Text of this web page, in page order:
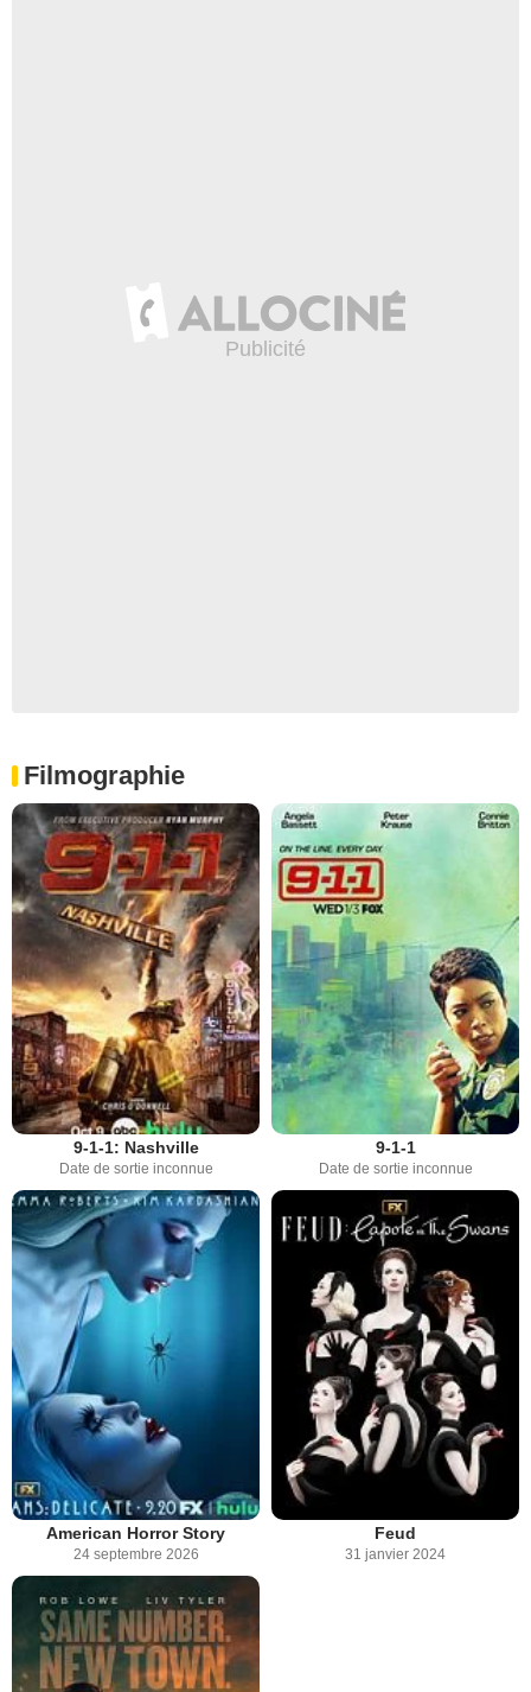
Filmographie
9-1-1: Nashville
Date de sortie inconnue
9-1-1
Date de sortie inconnue
American Horror Story
24 septembre 2026
Feud
31 janvier 2024